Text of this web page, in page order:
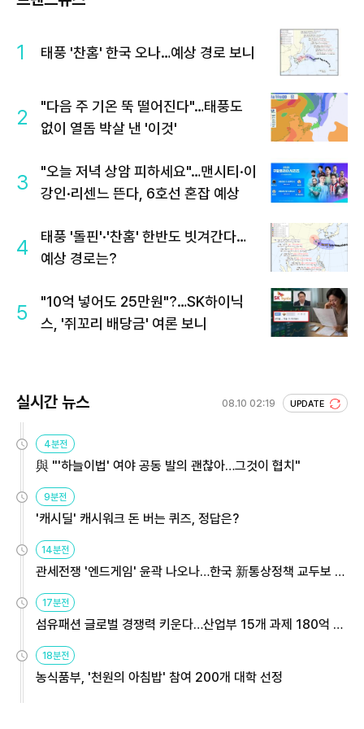
1 태풍 '찬홈' 한국 오나…예상 경로 보니
2
"다음 주 기온 뚝 떨어진다"…태풍도
없이 열돔 박살 낸 '이것'
3
"오늘 저녁 상암 피하세요"…맨시티·이
강인·리센느 뜬다, 6호선 혼잡 예상
4
태풍 '돌핀'·'찬홈' 한반도 빗겨간다…
예상 경로는?
5
"10억 넣어도 25만원"?…SK하이닉
스, '쥐꼬리 배당금' 여론 보니
실시간 뉴스 08.10 02:19 UPDATE
4분전
與 "'하늘이법' 여야 공동 발의 괜찮아…그것이 협치"
9분전
'캐시딜' 캐시워크 돈 버는 퀴즈, 정답은?
14분전
관세전쟁 '엔드게임' 윤곽 나오나…한국 新통상정책 교두보 활
용해야
17분전
섬유패션 글로벌 경쟁력 키운다…산업부 15개 과제 180억 지
원
18분전
농식품부, '천원의 아침밥' 참여 200개 대학 선정